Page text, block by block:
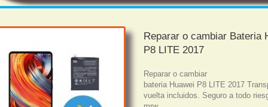
Reparar o cambiar Bateria
P8 LITE 2017
Reparar o cambiar
bateria Huawei P8 LITE 2017
vuelta incluidos. Seguro a todo